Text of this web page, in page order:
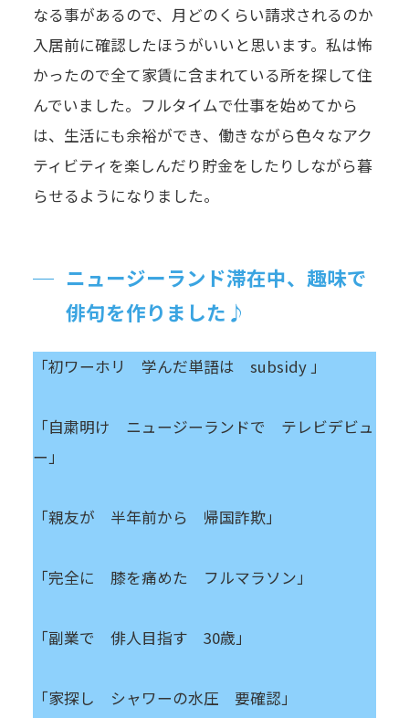
なる事があるので、月どのくらい請求されるのか
入居前に確認したほうがいいと思います。私は怖
かったので全て家賃に含まれている所を探して住
んでいました。フルタイムで仕事を始めてから
は、生活にも余裕ができ、働きながら色々なアク
ティビティを楽しんだり貯金をしたりしながら暮
らせるようになりました。
ニュージーランド滞在中、趣味で
俳句を作りました♪
「初ワーホリ 学んだ単語は subsidy 」
「自粛明け ニュージーランドで テレビデビュ
ー」
「親友が 半年前から 帰国詐欺」
「完全に 膝を痛めた フルマラソン」
「副業で 俳人目指す 30歳」
「家探し シャワーの水圧 要確認」